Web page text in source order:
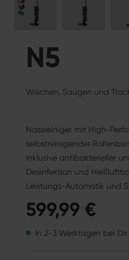
N5
Wischen, Saugen und
Nassreiniger mit High-
selbstreinigender
inklusive antibakterieller
Desinfektion und
Leistungs-Automatik und
599,99 €
In 2-3 Werktagen bei Dir